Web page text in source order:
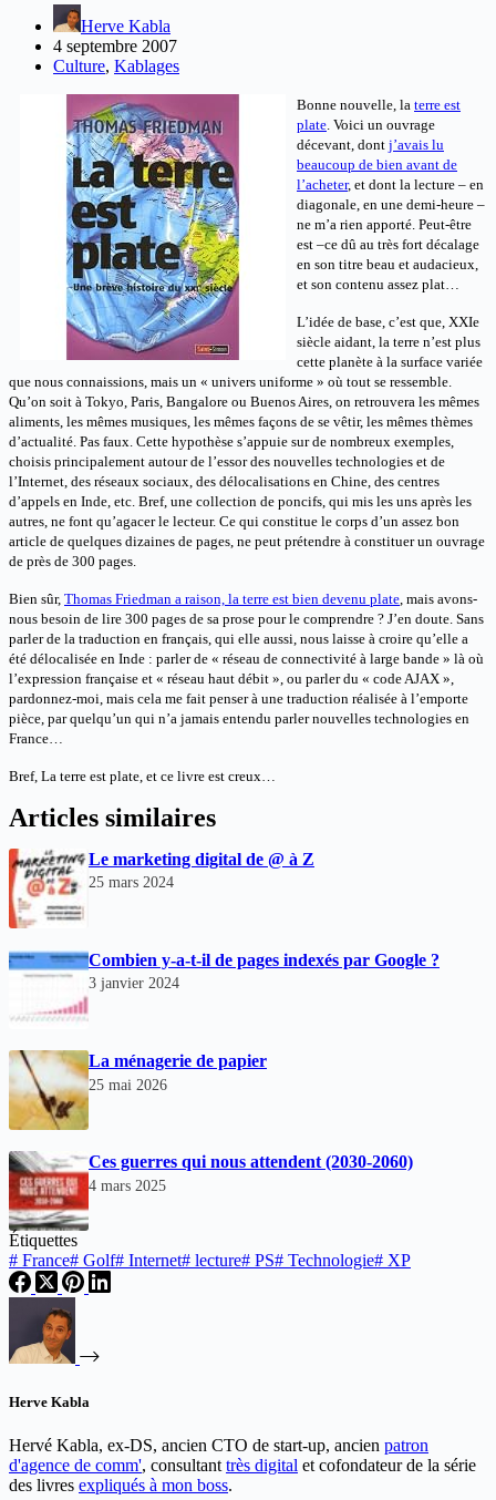
Herve Kabla
4 septembre 2007
Culture, Kablages
Bonne nouvelle, la terre est
plate . Voici un ouvrage
décevant, dont j’avais lu
beaucoup de bien avant de
l’acheter, et dont la lecture – en
diagonale, en une demi-heure –
ne m’a rien apporté. Peut-être
est –ce dû au très fort décalage
en son titre beau et audacieux,
et son contenu assez plat…
L’idée de base, c’est que, XXIe
siècle aidant, la terre n’est plus
cette planète à la surface variée
que nous connaissions, mais un « univers uniforme » où tout se ressemble.
Qu’on soit à Tokyo, Paris, Bangalore ou Buenos Aires, on retrouvera les mêmes
aliments, les mêmes musiques, les mêmes façons de se vêtir, les mêmes thèmes
d’actualité. Pas faux. Cette hypothèse s’appuie sur de nombreux exemples,
choisis principalement autour de l’essor des nouvelles technologies et de
l’Internet, des réseaux sociaux, des délocalisations en Chine, des centres
d’appels en Inde, etc. Bref, une collection de poncifs, qui mis les uns après les
autres, ne font qu’agacer le lecteur. Ce qui constitue le corps d’un assez bon
article de quelques dizaines de pages, ne peut prétendre à constituer un ouvrage
de près de 300 pages.
Bien sûr, Thomas Friedman a raison, la terre est bien devenu plate , mais avons-
nous besoin de lire 300 pages de sa prose pour le comprendre ? J’en doute. Sans
parler de la traduction en français, qui elle aussi, nous laisse à croire qu’elle a
été délocalisée en Inde : parler de « réseau de connectivité à large bande » là où
l’expression française et « réseau haut débit », ou parler du « code AJAX »,
pardonnez-moi, mais cela me fait penser à une traduction réalisée à l’emporte
pièce, par quelqu’un qui n’a jamais entendu parler nouvelles technologies en
France…
Bref, La terre est plate, et ce livre est creux…
Articles similaires
Le marketing digital de @ à Z
25 mars 2024
Combien y-a-t-il de pages indexés par Google ?
3 janvier 2024
La ménagerie de papier
25 mai 2026
Ces guerres qui nous attendent (2030-2060)
4 mars 2025
Étiquettes
# France# Golf# Internet# lecture# PS# Technologie# XP
Herve Kabla
Hervé Kabla, ex-DS, ancien CTO de start-up, ancien patron
d'agence de comm', consultant très digital et cofondateur de la série
des livres expliqués à mon boss.